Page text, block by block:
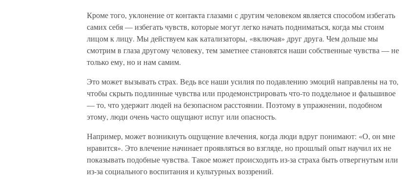
Кроме того, уклонение от контакта глазами с другим человеком является способом избегать
самих себя — избегать чувств, которые могут легко начать подниматься, когда мы стоим
лицом к лицу. Мы действуем как катализаторы, «включая» друг друга. Чем дольше мы
смотрим в глаза другому человеку, тем заметнее становятся наши собственные чувства — не
только ему, но и нам самим.
Это может вызывать страх. Ведь все наши усилия по подавлению эмоций направлены на то,
чтобы скрыть подлинные чувства или продемонстрировать что-то поддельное и фальшивое
— то, что удержит людей на безопасном расстоянии. Поэтому в упражнении, подобном
этому, люди очень часто ощущают испуг или опасность.
Например, может возникнуть ощущение влечения, когда люди вдруг понимают: «О, он мне
нравится». Это влечение начинает проявляться во взгляде, но прошлый опыт научил их не
показывать подобные чувства. Такое может происходить из-за страха быть отвергнутым или
из-за социального воспитания и культурных воззрений.